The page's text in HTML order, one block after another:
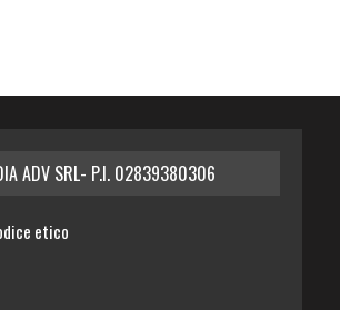
ADV SRL- P.I. 02839380306
etico